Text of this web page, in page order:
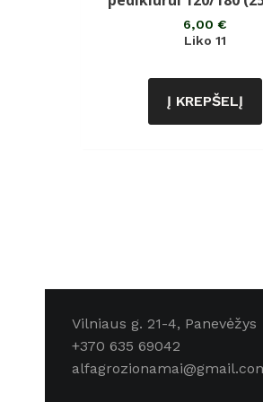
6,00 €
Liko 11
Į KREPŠELĮ
Vilniaus g. 21-4, Panevėžys
+370 635 69042